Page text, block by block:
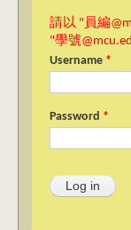
請以 "員編
"學號
Username *
Password *